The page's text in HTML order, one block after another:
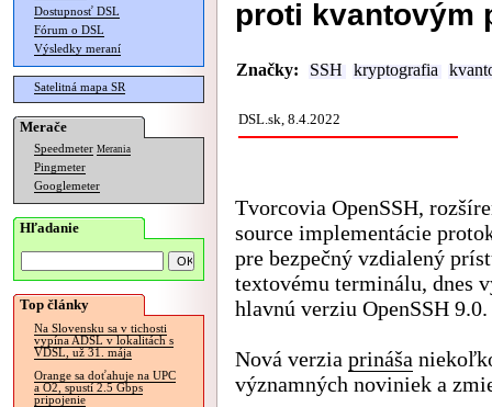
Dostupnosť DSL
Fórum o DSL
Výsledky meraní
Satelitná mapa SR
Merače
Speedmeter Merania
Pingmeter
Googlemeter
Hľadanie
Top články
Na Slovensku sa v tichosti
vypína ADSL v lokalitách s
VDSL, už 31. mája
Orange sa doťahuje na UPC
a O2, spustí 2.5 Gbps
pripojenie
proti kvantovým
Značky: SSH kryptografia
DSL.sk, 8.4.2022
Tvorcovia OpenSSH,
source implementácie
pre bezpečný vzdialený
textovému terminálu, dnes
hlavnú verziu OpenSSH 9.0.
Nová verzia prináša
významných noviniek a